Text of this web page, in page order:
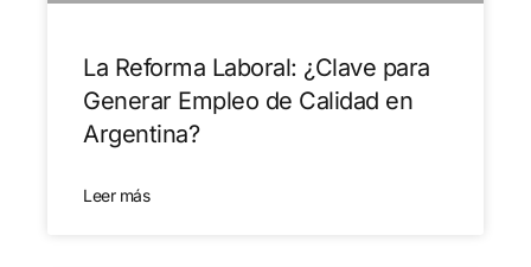
La Reforma Laboral: ¿Clave para
Generar Empleo de Calidad en
Argentina?
Leer más